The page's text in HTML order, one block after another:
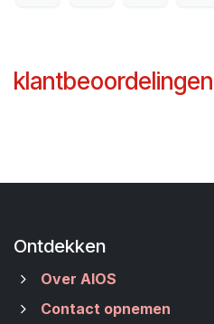
klantbeoordelingen
Ontdekken
Over AIOS
Contact opnemen